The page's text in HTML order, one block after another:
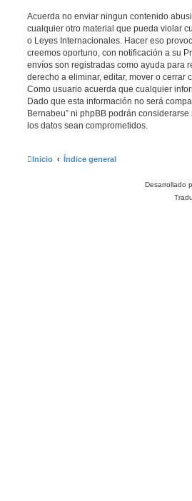
Acuerda no enviar ningun contenido
cualquier otro material que pueda violar
o Leyes Internacionales. Hacer eso
creemos oportuno, con notificación a su
envíos son registradas como ayuda para
derecho a eliminar, editar, mover o
Como usuario acuerda que cualquier
Dado que esta información no será
Bernabeu” ni phpBB podrán
los datos sean comprometidos.
Inicio Índice general
Desarrollado